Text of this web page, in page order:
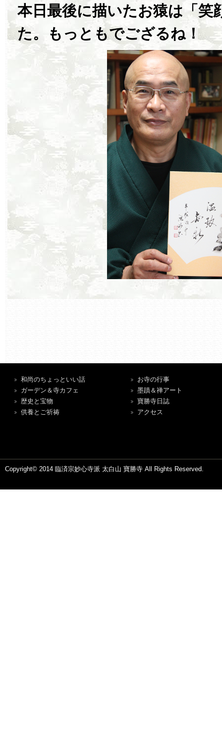
本日最後に描いたお猿は「笑
た。もっともでござるね！
和尚のちょっといい話
ガーデン＆寺カフェ
歴史と宝物
供養とご祈祷
お寺の行事
墨蹟＆禅アート
寶勝寺日誌
アクセス
Copyright© 2014 臨済宗妙心寺派 太白山 寶勝寺 All Rights Reserved.